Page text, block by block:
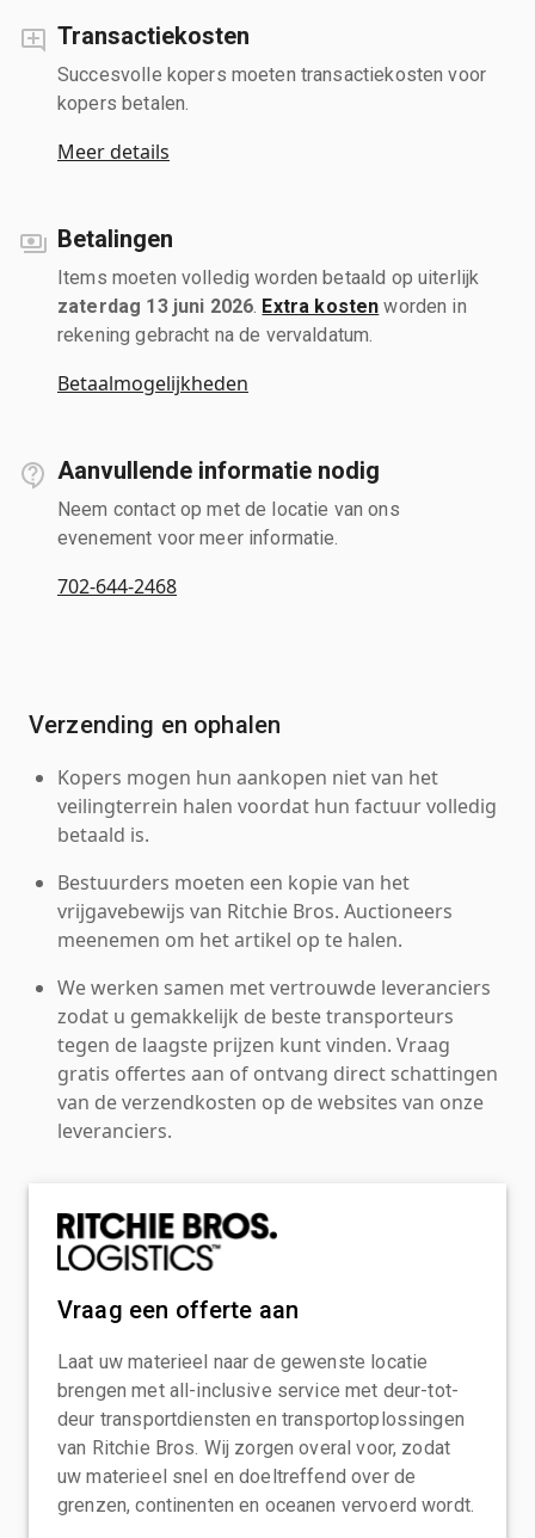
Transactiekosten
Succesvolle kopers moeten transactiekosten voor
kopers betalen.
Meer details
Betalingen
Items moeten volledig worden betaald op uiterlijk
zaterdag 13 juni 2026 Extra kosten worden in
rekening gebracht na de vervaldatum.
Betaalmogelijkheden
Aanvullende informatie nodig
Neem contact op met de locatie van ons
evenement voor meer informatie.
702-644-2468
Verzending en ophalen
Kopers mogen hun aankopen niet van het
veilingterrein halen voordat hun factuur volledig
betaald is.
Bestuurders moeten een kopie van het
vrijgavebewijs van Ritchie Bros. Auctioneers
meenemen om het artikel op te halen.
We werken samen met vertrouwde leveranciers
zodat u gemakkelijk de beste transporteurs
tegen de laagste prijzen kunt vinden. Vraag
gratis offertes aan of ontvang direct schattingen
van de verzendkosten op de websites van onze
leveranciers.
Vraag een offerte aan
Laat uw materieel naar de gewenste locatie
brengen met all-inclusive service met deur-tot-
deur transportdiensten en transportoplossingen
van Ritchie Bros. Wij zorgen overal voor, zodat
uw materieel snel en doeltreffend over de
grenzen, continenten en oceanen vervoerd wordt.